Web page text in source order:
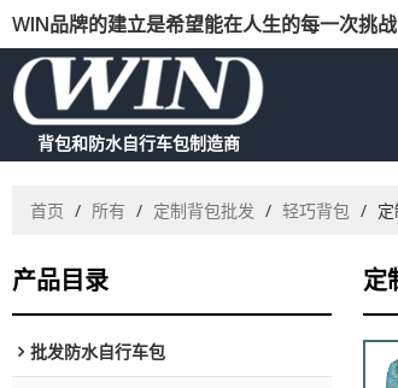
WIN品牌的建立是希望能在人生的每一次挑
背包和防水自行车包制造商
首页 / 所有 / 定制背包批发 / 轻巧背包 /
产品目录
批发防水自行车包
定